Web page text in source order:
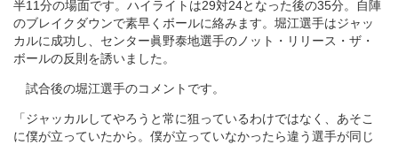
半11分の場面です。ハイライトは29対24となった後の35分。自陣
のブレイクダウンで素早くボールに絡みます。堀江選手はジャッ
カルに成功し、センター眞野泰地選手のノット・リリース・ザ・
ボールの反則を誘いました。
試合後の堀江選手のコメントです。
「ジャッカルしてやろうと常に狙っているわけではなく、あそこ
に僕が立っていたから。僕が立っていなかったら違う選手が同じ